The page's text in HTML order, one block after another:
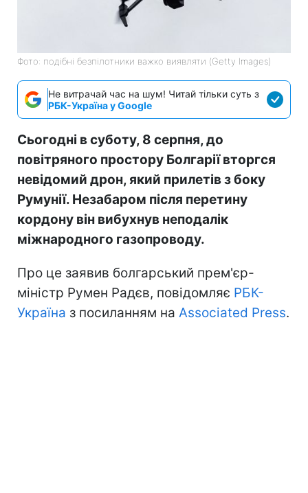
Фото: подібні безпілотники важко виявляти (Getty Images)
Не витрачай час на шум! Читай тільки суть з
РБК-Україна у Google
Сьогодні в суботу, 8 серпня, до
повітряного простору Болгарії вторгся
невідомий дрон, який прилетів з боку
Румунії. Незабаром після перетину
кордону він вибухнув неподалік
міжнародного газопроводу.
Про це заявив болгарський прем'єр-
міністр Румен Радєв, повідомляє РБК-
Україна з посиланням на Associated Press.